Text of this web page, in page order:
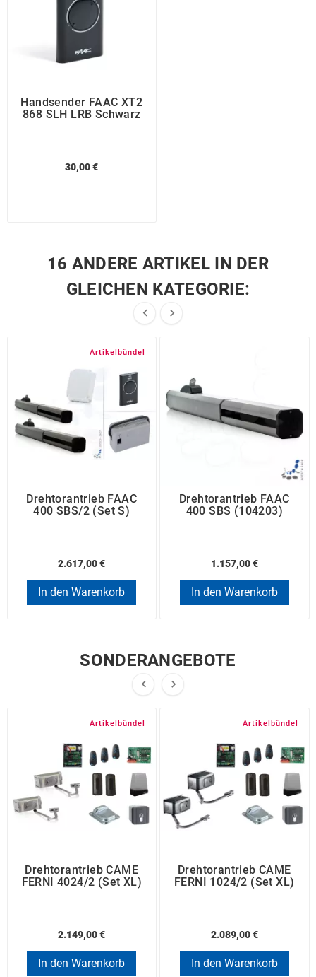
Handsender FAAC XT2
868 SLH LRB Schwarz
30,00 €
16 ANDERE ARTIKEL IN DER
GLEICHEN KATEGORIE:
 
Artikelbündel
Drehtorantrieb FAAC
400 SBS/2 (Set S)
2.617,00 €
In den Warenkorb
Drehtorantrieb FAAC
400 SBS (104203)
1.157,00 €
In den Warenkorb
SONDERANGEBOTE
 
Artikelbündel
Drehtorantrieb CAME
FERNI 4024/2 (Set XL)
2.149,00 €
In den Warenkorb
Artikelbündel
Drehtorantrieb CAME
FERNI 1024/2 (Set XL)
2.089,00 €
In den Warenkorb